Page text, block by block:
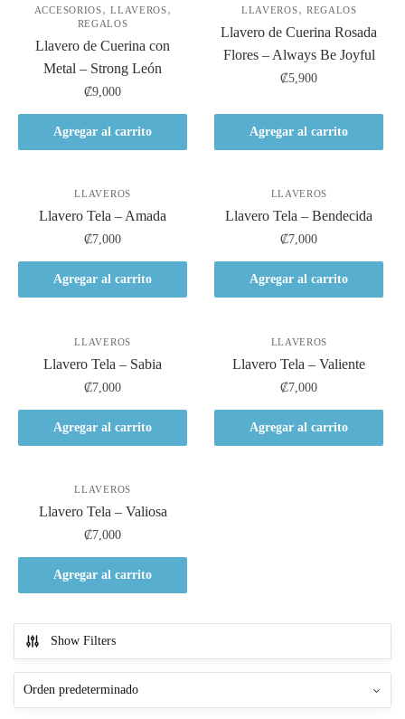
ACCESORIOS,LLAVEROS,
REGALOS
Llavero de Cuerina con
Metal – Strong León
₡9,000
Agregar al carrito
LLAVEROS, REGALOS
Llavero de Cuerina Rosada
Flores – Always Be Joyful
₡5,900
Agregar al carrito
LLAVEROS
Llavero Tela – Amada
₡7,000
Agregar al carrito
LLAVEROS
Llavero Tela – Bendecida
₡7,000
Agregar al carrito
LLAVEROS
Llavero Tela – Sabia
₡7,000
Agregar al carrito
LLAVEROS
Llavero Tela – Valiente
₡7,000
Agregar al carrito
LLAVEROS
Llavero Tela – Valiosa
₡7,000
Agregar al carrito
Show Filters